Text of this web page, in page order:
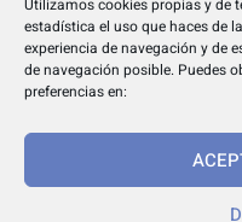
Utilizamos cookies propias y de
estadística el uso que haces de
experiencia de navegación y de
de navegación posible. Puedes
preferencias en:
dapp@dappeditorial.es
TEXTOS LEGALES